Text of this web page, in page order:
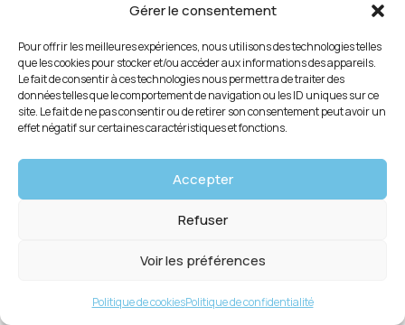
Gérer le consentement
Pour offrir les meilleures expériences, nous utilisons des technologies telles
que les cookies pour stocker et/ou accéder aux informations des appareils.
Le fait de consentir à ces technologies nous permettra de traiter des
données telles que le comportement de navigation ou les ID uniques sur ce
site. Le fait de ne pas consentir ou de retirer son consentement peut avoir un
effet négatif sur certaines caractéristiques et fonctions.
Accepter
Refuser
Voir les préférences
Politique de cookiesPolitique de confidentialité